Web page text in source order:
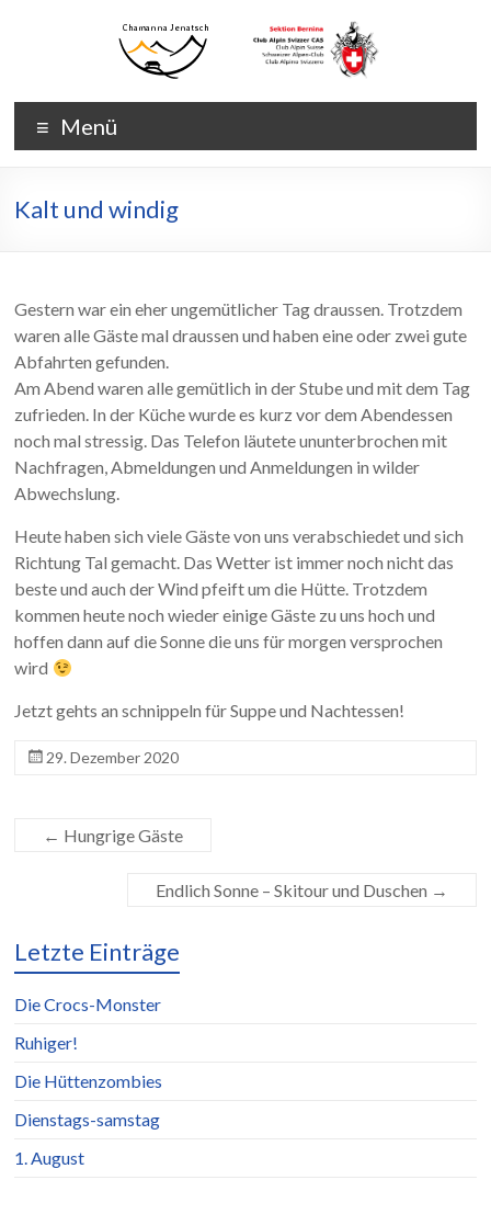
Chamanna
Jenatsch
Chamanna
Jenatsch
CAS
Menü
Kalt und windig
Gestern war ein eher ungemütlicher Tag draussen. Trotzdem
waren alle Gäste mal draussen und haben eine oder zwei gute
Abfahrten gefunden.
Am Abend waren alle gemütlich in der Stube und mit dem Tag
zufrieden. In der Küche wurde es kurz vor dem Abendessen
noch mal stressig. Das Telefon läutete ununterbrochen mit
Nachfragen, Abmeldungen und Anmeldungen in wilder
Abwechslung.
Heute haben sich viele Gäste von uns verabschiedet und sich
Richtung Tal gemacht. Das Wetter ist immer noch nicht das
beste und auch der Wind pfeift um die Hütte. Trotzdem
kommen heute noch wieder einige Gäste zu uns hoch und
hoffen dann auf die Sonne die uns für morgen versprochen
wird
Jetzt gehts an schnippeln für Suppe und Nachtessen!
29. Dezember 2020
← Hungrige Gäste
Endlich Sonne – Skitour und Duschen →
Letzte Einträge
Die Crocs-Monster
Ruhiger!
Die Hüttenzombies
Dienstags-samstag
1. August